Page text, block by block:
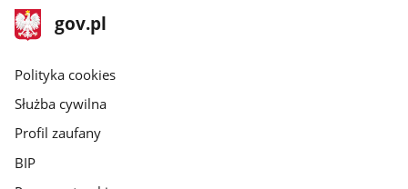
stopka
gov.pl
Strona
gov.pl
gov.pl
Polityka cookies
Służba cywilna
Profil zaufany
BIP